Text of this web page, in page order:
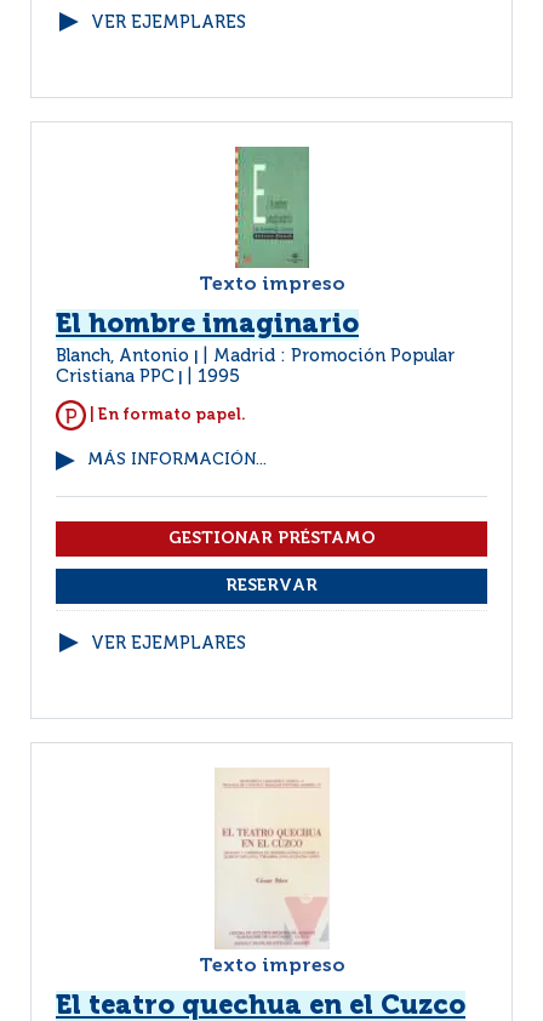
VER EJEMPLARES
Texto impreso
El hombre imaginario
Blanch, Antonio
Madrid : Promoción Popular
Cristiana PPC
1995
| En formato papel.
MÁS INFORMACIÓN...
VER EJEMPLARES
Texto impreso
El teatro quechua en el Cuzco